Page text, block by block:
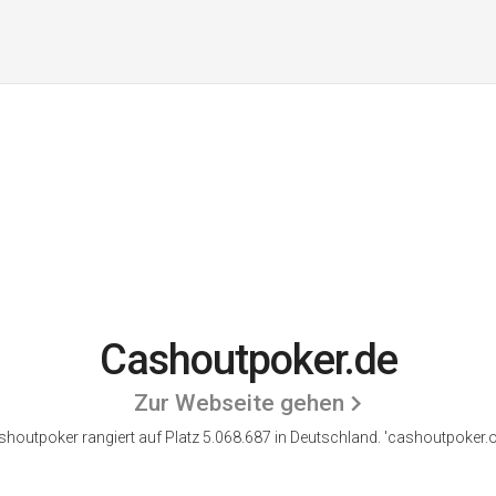
Cashoutpoker.de
Zur Webseite gehen
rangiert auf Platz 5.068.687 in Deutschland.